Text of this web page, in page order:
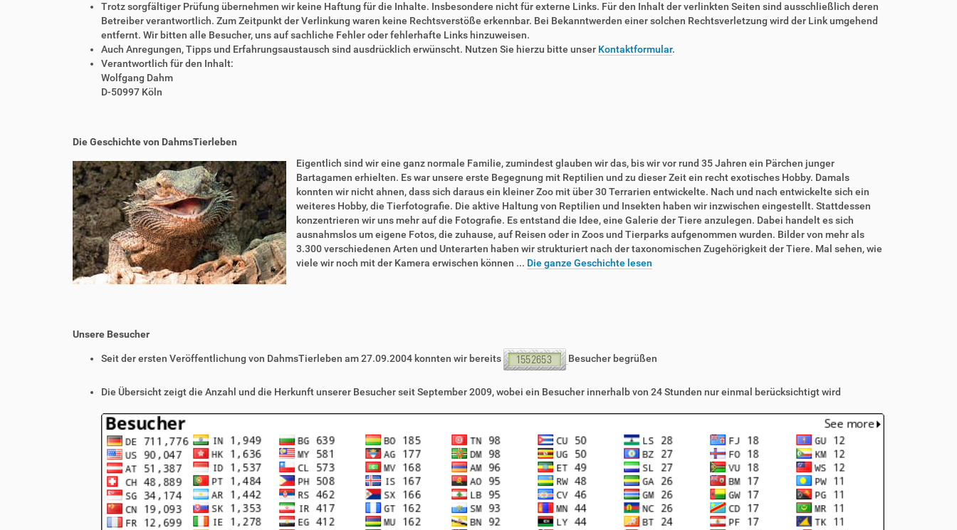
Trotz sorgfältiger Prüfung übernehmen wir keine Haftung für die Inhalte. Insbesondere nicht für externe Links. Für den Inhalt der verlinkten Seiten sind ausschließlich deren
Betreiber verantwortlich. Zum Zeitpunkt der Verlinkung waren keine Rechtsverstöße erkennbar. Bei Bekanntwerden einer solchen Rechtsverletzung wird der Link umgehend
entfernt. Wir bitten alle Besucher, uns auf sachliche Fehler oder fehlerhafte Links hinzuweisen.
Auch Anregungen, Tipps und Erfahrungsaustausch sind ausdrücklich erwünscht. Nutzen Sie hierzu bitte unser Kontaktformular.
Verantwortlich für den Inhalt:
Wolfgang Dahm
D-50997 Köln
Die Geschichte von DahmsTierleben
Eigentlich sind wir eine ganz normale Familie, zumindest glauben wir das, bis wir vor rund 35 Jahren ein Pärchen junger
Bartagamen erhielten. Es war unsere erste Begegnung mit Reptilien und zu dieser Zeit ein recht exotisches Hobby. Damals
konnten wir nicht ahnen, dass sich daraus ein kleiner Zoo mit über 30 Terrarien entwickelte. Nach und nach entwickelte sich ein
weiteres Hobby, die Tierfotografie. Die aktive Haltung von Reptilien und Insekten haben wir inzwischen eingestellt. Stattdessen
konzentrieren wir uns mehr auf die Fotografie. Es entstand die Idee, eine Galerie der Tiere anzulegen. Dabei handelt es sich
ausnahmslos um eigene Fotos, die zuhause, auf Reisen oder in Zoos und Tierparks aufgenommen wurden. Bilder von mehr als
3.300 verschiedenen Arten und Unterarten haben wir strukturiert nach der taxonomischen Zugehörigkeit der Tiere. Mal sehen, wie
viele wir noch mit der Kamera erwischen können ... Die ganze Geschichte lesen
Unsere Besucher
Seit der ersten Veröffentlichung von DahmsTierleben am 27.09.2004 konnten wir bereits Besucher begrüßen
Die Übersicht zeigt die Anzahl und die Herkunft unserer Besucher seit September 2009, wobei ein Besucher innerhalb von 24 Stunden nur einmal berücksichtigt wird